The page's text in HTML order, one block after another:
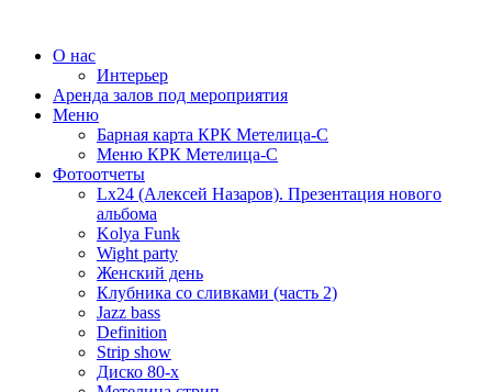
О нас
Интерьер
Аренда залов под мероприятия
Меню
Барная карта КРК Метелица-С
Меню КРК Метелица-С
Фотоотчеты
Lx24 (Алексей Назаров). Презентация нового
альбома
Kolya Funk
Wight party
Женский день
Клубника со сливками (часть 2)
Jazz bass
Definition
Strip show
Диско 80-х